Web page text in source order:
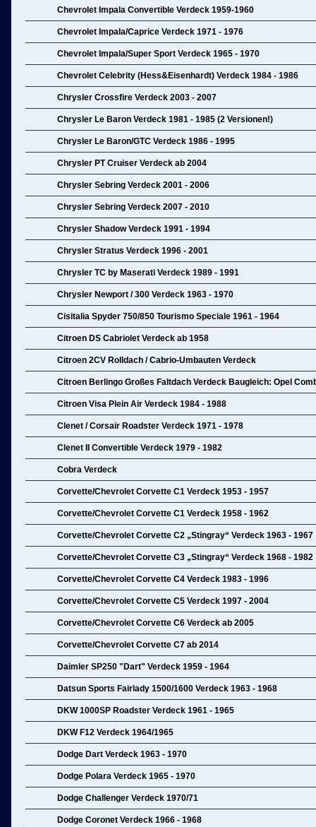
Chevrolet Impala Convertible Verdeck 1959-1960
Chevrolet Impala/Caprice Verdeck 1971 - 1976
Chevrolet Impala/Super Sport Verdeck 1965 - 1970
Chevrolet Celebrity (Hess&Eisenhardt) Verdeck 1984 - 1986
Chrysler Crossfire Verdeck 2003 - 2007
Chrysler Le Baron Verdeck 1981 - 1985 (2 Versionen!)
Chrysler Le Baron/GTC Verdeck 1986 - 1995
Chrysler PT Cruiser Verdeck ab 2004
Chrysler Sebring Verdeck 2001 - 2006
Chrysler Sebring Verdeck 2007 - 2010
Chrysler Shadow Verdeck 1991 - 1994
Chrysler Stratus Verdeck 1996 - 2001
Chrysler TC by Maserati Verdeck 1989 - 1991
Chrysler Newport / 300 Verdeck 1963 - 1970
Cisitalia Spyder 750/850 Tourismo Speciale 1961 - 1964
Citroen DS Cabriolet Verdeck ab 1958
Citroen 2CV Rolldach / Cabrio-Umbauten Verdeck
Citroen Berlingo Großes Faltdach Verdeck Baugleich: Opel
Citroen Visa Plein Air Verdeck 1984 - 1988
Clenet / Corsair Roadster Verdeck 1971 - 1978
Clenet II Convertible Verdeck 1979 - 1982
Cobra Verdeck
Corvette/Chevrolet Corvette C1 Verdeck 1953 - 1957
Corvette/Chevrolet Corvette C1 Verdeck 1958 - 1962
Corvette/Chevrolet Corvette C2 „Stingray“ Verdeck 1963 - 1967
Corvette/Chevrolet Corvette C3 „Stingray“ Verdeck 1968 - 1982
Corvette/Chevrolet Corvette C4 Verdeck 1983 - 1996
Corvette/Chevrolet Corvette C5 Verdeck 1997 - 2004
Corvette/Chevrolet Corvette C6 Verdeck ab 2005
Corvette/Chevrolet Corvette C7 ab 2014
Daimler SP250 "Dart" Verdeck 1959 - 1964
Datsun Sports Fairlady 1500/1600 Verdeck 1963 - 1968
DKW 1000SP Roadster Verdeck 1961 - 1965
DKW F12 Verdeck 1964/1965
Dodge Dart Verdeck 1963 - 1970
Dodge Polara Verdeck 1965 - 1970
Dodge Challenger Verdeck 1970/71
Dodge Coronet Verdeck 1966 - 1968